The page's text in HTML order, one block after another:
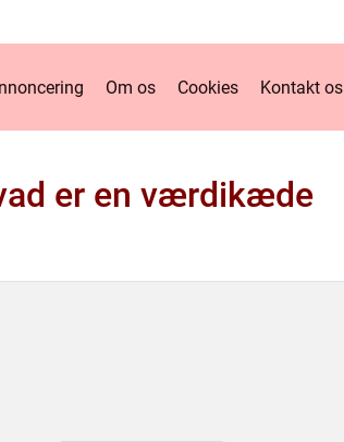
Om os Cookies Kontakt os
er en værdikæde